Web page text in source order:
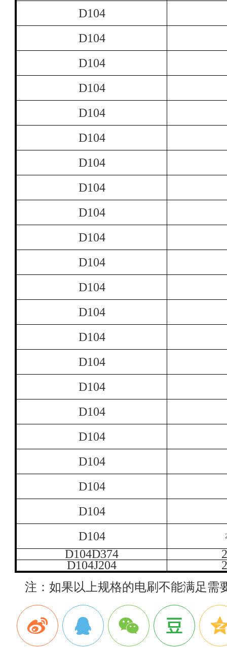
D104
D104
D104
D104
D104
D104
D104
D104
D104
D104
D104
D104
D104
D104
D104
D104
D104
D104
D104
D104
D104
D104
D104D374
D104J204
注：如果以上规格的电刷不能满足需